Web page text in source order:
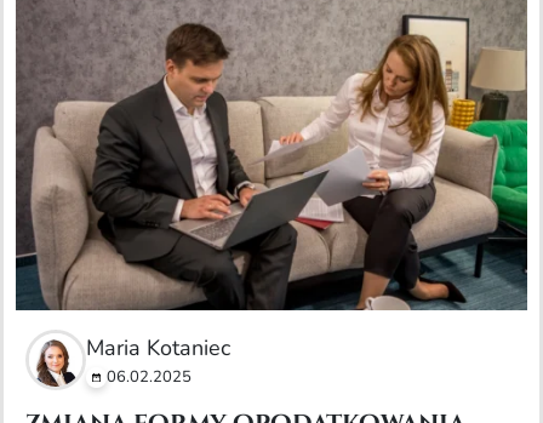
Maria Kotaniec
06.02.2025